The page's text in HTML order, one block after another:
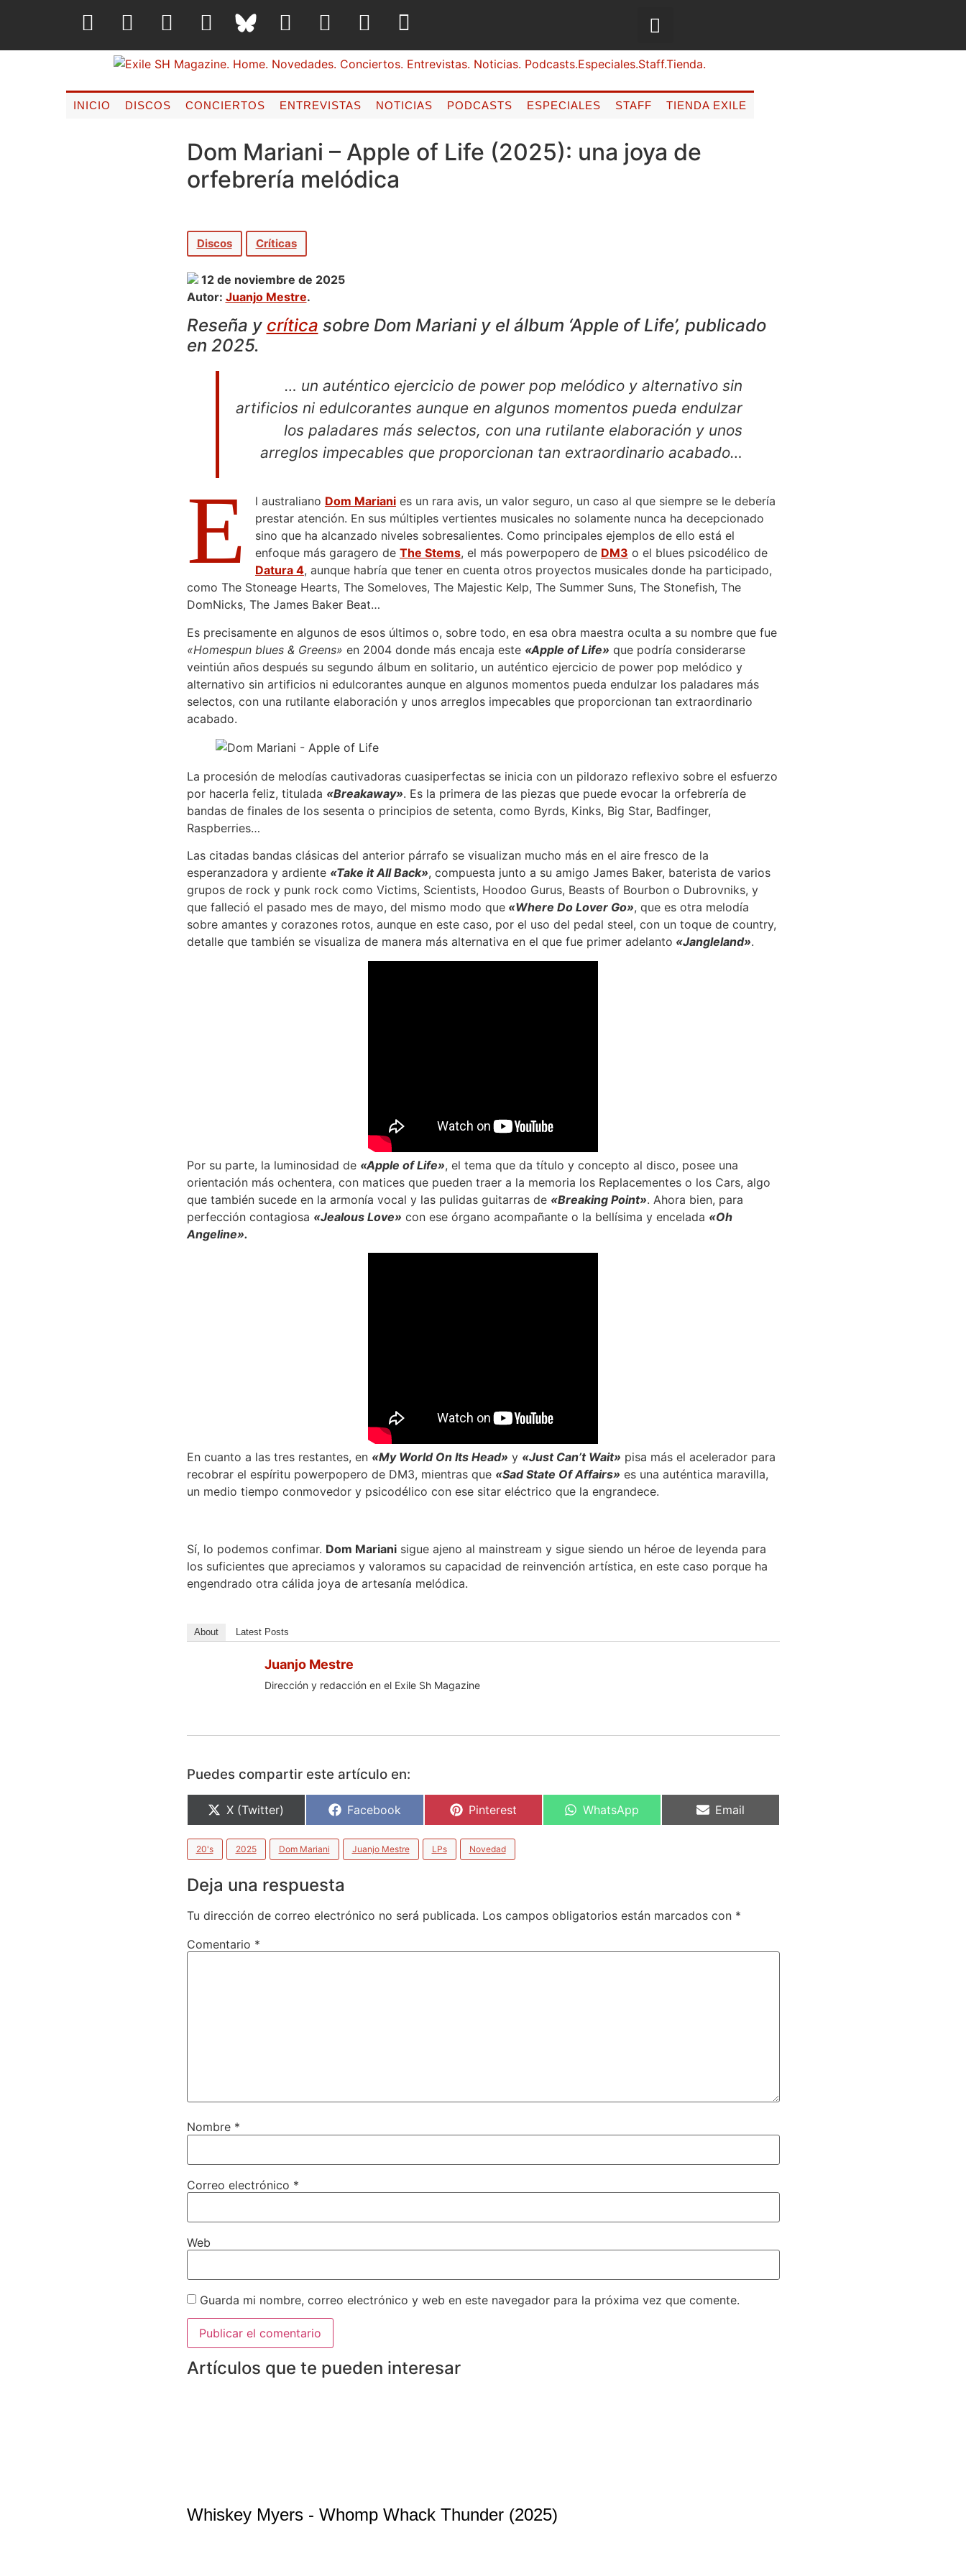
INICIO DISCOS CONCIERTOS ENTREVISTAS NOTICIAS PODCASTS ESPECIALES STAFF TIENDA EXILE
Dom Mariani – Apple of Life (2025): una joya de
orfebrería melódica
Discos Críticas
12 de noviembre de 2025
Autor: Juanjo Mestre.
Reseña y crítica sobre Dom Mariani y el álbum ‘Apple of Life’, publicado
en 2025.
… un auténtico ejercicio de power pop melódico y alternativo sin
artificios ni edulcorantes aunque en algunos momentos pueda endulzar
los paladares más selectos, con una rutilante elaboración y unos
arreglos impecables que proporcionan tan extraordinario acabado…
E l australiano Dom Marianies un rara avis, un valor seguro, un caso al que siempre se le debería
prestar atención. En sus múltiples vertientes musicales no solamente nunca ha decepcionado
sino que ha alcanzado niveles sobresalientes. Como principales ejemplos de ello está el
enfoque más garagero de The Stems, el más powerpopero de DM3 o el blues psicodélico de
Datura 4, aunque habría que tener en cuenta otros proyectos musicales donde ha participado,
como The Stoneage Hearts, The Someloves, The Majestic Kelp, The Summer Suns, The Stonefish, The
DomNicks, The James Baker Beat…
Es precisamente en algunos de esos últimos o, sobre todo, en esa obra maestra oculta a su nombre que fue
«Homespun blues & Greens» en 2004 donde más encaja este «Apple of Life» que podría considerarse
veintiún años después su segundo álbum en solitario, un auténtico ejercicio de power pop melódico y
alternativo sin artificios ni edulcorantes aunque en algunos momentos pueda endulzar los paladares más
selectos, con una rutilante elaboración y unos arreglos impecables que proporcionan tan extraordinario
acabado.
La procesión de melodías cautivadoras cuasiperfectas se inicia con un pildorazo reflexivo sobre el esfuerzo
por hacerla feliz, titulada «Breakaway». Es la primera de las piezas que puede evocar la orfebrería de
bandas de finales de los sesenta o principios de setenta, como Byrds, Kinks, Big Star, Badfinger,
Raspberries…
Las citadas bandas clásicas del anterior párrafo se visualizan mucho más en el aire fresco de la
esperanzadora y ardiente «Take it All Back», compuesta junto a su amigo James Baker, baterista de varios
grupos de rock y punk rock como Victims, Scientists, Hoodoo Gurus, Beasts of Bourbon o Dubrovniks, y
que falleció el pasado mes de mayo, del mismo modo que«Where Do Lover Go», que es otra melodía
sobre amantes y corazones rotos, aunque en este caso, por el uso del pedal steel, con un toque de country,
detalle que también se visualiza de manera más alternativa en el que fue primer adelanto «Jangleland».
Por su parte, la luminosidad de «Apple of Life», el tema que da título y concepto al disco, posee una
orientación más ochentera, con matices que pueden traer a la memoria los Replacementes o los Cars, algo
que también sucede en la armonía vocal y las pulidas guitarras de «Breaking Point». Ahora bien, para
perfección contagiosa «Jealous Love» con ese órgano acompañante o la bellísima y encelada «Oh
Angeline».
En cuanto a las tres restantes, en «My World On Its Head» y «Just Can’t Wait» pisa más el acelerador para
recobrar el espíritu powerpopero de DM3, mientras que «Sad State Of Affairs» es una auténtica maravilla,
un medio tiempo conmovedor y psicodélico con ese sitar eléctrico que la engrandece.
Sí, lo podemos confimar. Dom Marianisigue ajeno al mainstream y sigue siendo un héroe de leyenda para
los suficientes que apreciamos y valoramos su capacidad de reinvención artística, en este caso porque ha
engendrado otra cálida joya de artesanía melódica.
About Latest Posts
Juanjo Mestre
Dirección y redacción en el Exile Sh Magazine
Puedes compartir este artículo en:
X (Twitter) Facebook Pinterest WhatsApp Email
20's 2025 Dom Mariani Juanjo Mestre LPs Novedad
Deja una respuesta
Tu dirección de correo electrónico no será publicada. Los campos obligatorios están marcados con *
Comentario *
Nombre *
Correo electrónico *
Web
Guarda mi nombre, correo electrónico y web en este navegador para la próxima vez que comente.
Artículos que te pueden interesar
Whiskey Myers - Whomp Whack Thunder (2025)